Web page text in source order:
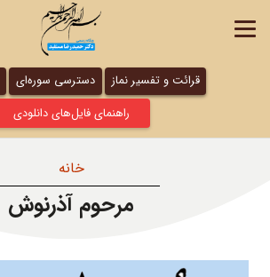
قرائت و تفسیر نماز دسترسی سوره‌ای
راهنمای فایل‌های دانلودی
خانه
مرحوم آذرنوش